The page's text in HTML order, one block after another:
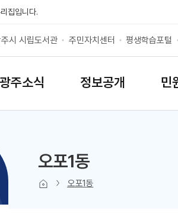
집입니다.
시 시립도서관 주민자치센터 평생학습포털
광주소식 정보공개 민
SITEMAP
오포1동
오포1동
본문 인쇄sns 공유 리스트 열기